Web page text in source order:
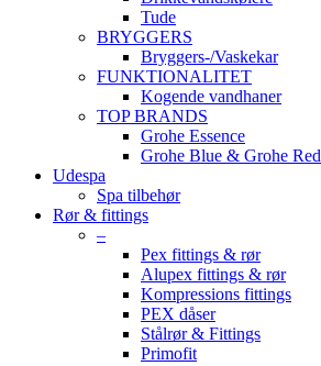
Tude
BRYGGERS
Bryggers-/Vaskekar
FUNKTIONALITET
Kogende vandhaner
TOP BRANDS
Grohe Essence
Grohe Blue & Grohe Red
Udespa
Spa tilbehør
Rør & fittings
–
Pex fittings & rør
Alupex fittings & rør
Kompressions fittings
PEX dåser
Stålrør & Fittings
Primofit